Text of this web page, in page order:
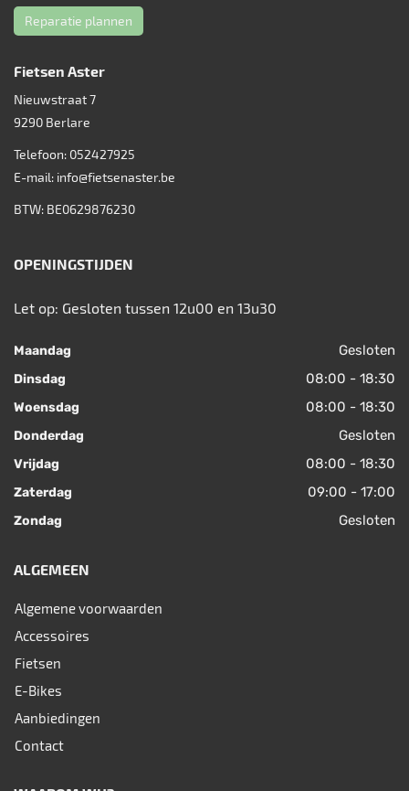
Reparatie plannen
Fietsen Aster
Nieuwstraat 7
9290 Berlare
Telefoon: 052427925
E-mail: info@fietsenaster.be
BTW: BE0629876230
OPENINGSTIJDEN
Let op: Gesloten tussen 12u00 en 13u30
Maandag Gesloten
Dinsdag 08:00 - 18:30
Woensdag 08:00 - 18:30
Donderdag Gesloten
Vrijdag 08:00 - 18:30
Zaterdag 09:00 - 17:00
Zondag Gesloten
ALGEMEEN
Algemene voorwaarden
Accessoires
Fietsen
E-Bikes
Aanbiedingen
Contact